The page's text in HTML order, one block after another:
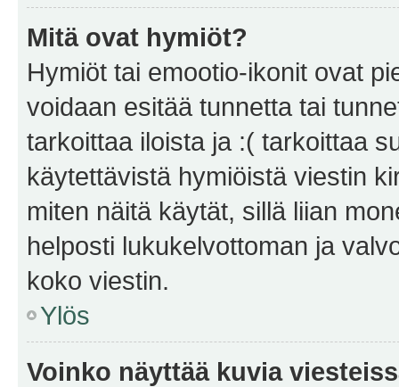
Mitä ovat hymiöt?
Hymiöt tai emootio-ikonit ovat
voidaan esitää tunnetta tai
tarkoittaa iloista ja :( tarkoittaa
käytettävistä hymiöistä viestin
miten näitä käytät, sillä liian
helposti lukukelvottoman ja
koko viestin.
Ylös
Voinko näyttää kuvia